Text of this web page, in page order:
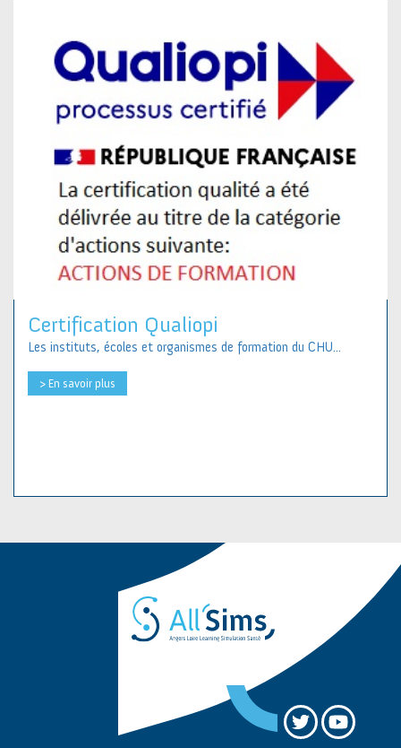
Certification Qualiopi
Les instituts, écoles et organismes de formation du CHU...
> En savoir plus